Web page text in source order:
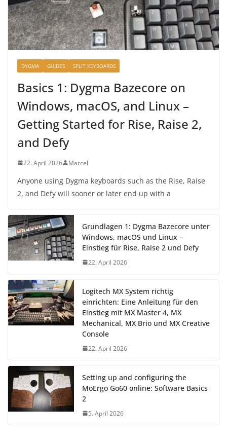
DYGMA GUIDES SPLIT KEYBOARDS
Basics 1: Dygma Bazecore on
Windows, macOS, and Linux –
Getting Started for Rise, Raise 2,
and Defy
22. April 2026 Marcel
Anyone using Dygma keyboards such as the Rise, Raise
2, and Defy will sooner or later end up with a
Grundlagen 1: Dygma Bazecore unter
Windows, macOS und Linux –
Einstieg für Rise, Raise 2 und Defy
22. April 2026
Logitech MX System richtig
einrichten: Eine Anleitung für den
Einstieg mit MX Master 4, MX
Mechanical, MX Brio und MX Creative
Console
22. April 2026
Setting up and configuring the
MoErgo Go60 online: Software Basics
2
5. April 2026